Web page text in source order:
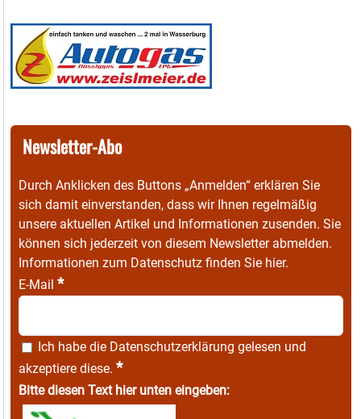
Newsletter-Abo
Durch Anklicken des Buttons „Anmelden“ erklären Sie
sich damit einverstanden, dass wir Ihnen regelmäßig
unsere aktuellen Artikel und Informationen zusenden. Sie
können sich jederzeit von diesem Newsletter abmelden.
Informationen zum Datenschutz finden Sie hier.
E-Mail *
Ich habe die Datenschutzerklärung gelesen und
akzeptiere diese. *
Bitte diesen Text hier unten eingeben: